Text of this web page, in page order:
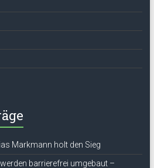
Markmann holt den Sieg
barrierefrei umgebaut –